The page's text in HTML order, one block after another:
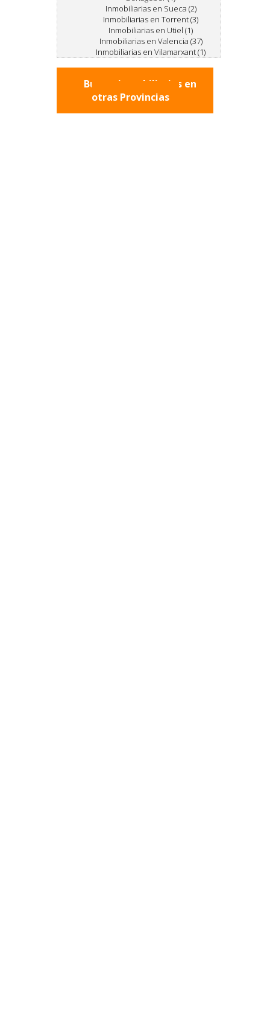
Inmobiliarias en Sueca (2)
Inmobiliarias en Torrent (3)
Inmobiliarias en Utiel (1)
Inmobiliarias en Valencia (37)
Inmobiliarias en Vilamarxant (1)
Buscar inmobiliarias en
otras Provincias